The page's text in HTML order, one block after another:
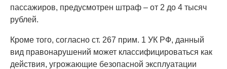
пассажиров, предусмотрен штраф – от 2 до 4 тысяч
рублей.
Кроме того, согласно ст. 267 прим. 1 УК РФ, данный
вид правонарушений может классифицироваться как
действия, угрожающие безопасной эксплуатации